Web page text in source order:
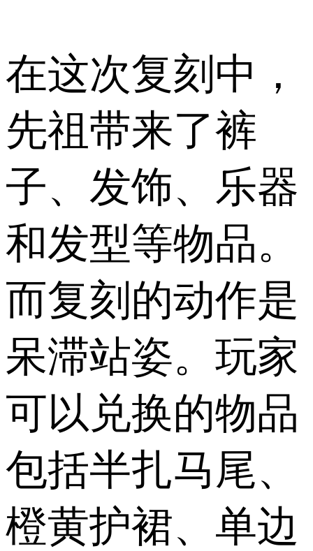
在这次复刻中，
先祖带来了裤
子、发饰、乐器
和发型等物品。
而复刻的动作是
呆滞站姿。玩家
可以兑换的物品
包括半扎马尾、
橙黄护裙、单边